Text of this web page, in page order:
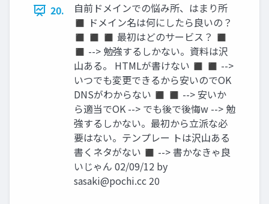
20.
自前ドメインでの悩み所、はまり所
◼ ドメイン名は何にしたら良いの？
◼ ◼ ◼ 最初はどのサービス？ ◼
◼ --> 勉強するしかない。資料は沢
山ある。 HTMLが書けない ◼ ◼ -->
いつでも変更できるから安いのでOK
DNSがわからない ◼ ◼ --> 安いか
ら適当でOK --> でも後で後悔w --> 勉
強するしかない。最初から立派な必
要はない。テンプレー トは沢山ある
書くネタがない ◼ --> 書かなきゃ良
いじゃん 02/09/12 by
sasaki@pochi.cc20